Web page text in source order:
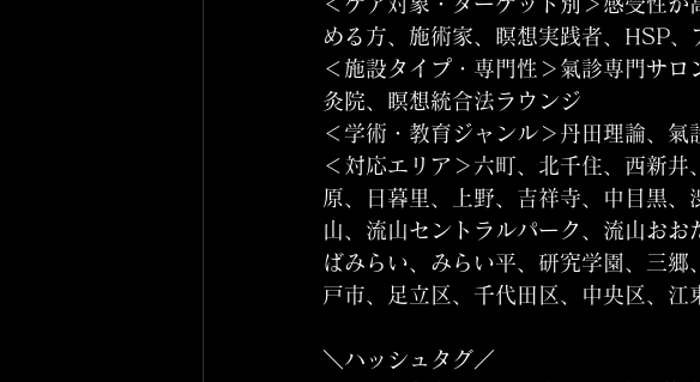
める方、施術家、瞑想実践者、HSP
＜施設タイプ・専門性＞氣診専門サ
灸院、瞑想統合法ラウンジ
＜学術・教育ジャンル＞丹田理論、
＜対応エリア＞六町、北千住、西新
原、日暮里、上野、吉祥寺、中目黒
山、流山セントラルパーク、流山おお
ばみらい、みらい平、研究学園、三
戸市、足立区、千代田区、中央区、
＼ハッシュタグ／